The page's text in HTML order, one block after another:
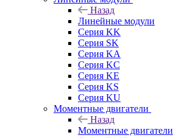
Назад
Линейные модули
Серия KK
Серия SK
Серия KA
Серия KC
Серия KE
Серия KS
Серия KU
Моментные двигатели
Назад
Моментные двигатели